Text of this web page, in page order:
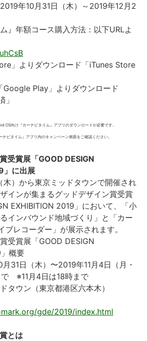
年10月31日（木）～2019年12月2
』年額コース購入方法：以下URLよ
」よりダウンロード「iTunes Store
Play」よりダウンロード
」
向け『カーナビタイム』アプリのダウンロードが必要です。
ビタイム』アプリ内のキャンペーン画面をご確認ください。
受賞展「GOOD DESIGN
」に出展
木）から東京ミッドタウンで開催され
インが集まるグッドデザイン賞受賞
EXHIBITION 2019」において、「小
インバウンド地域づくり」と「カー
レコーダー」が展示されます。
受賞展「GOOD DESIGN
概要
31日（木）〜2019年11月4日（月・
で ※11月4日は18時まで
タウン（東京都港区六本木）
gde/2019/index.html
とは